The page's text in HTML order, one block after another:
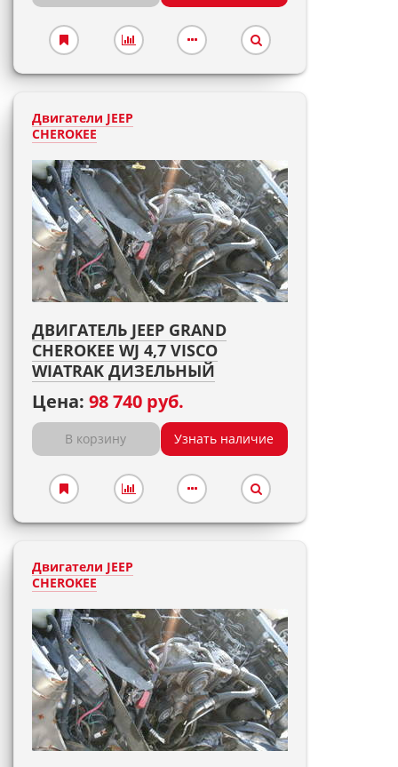
Двигатели JEEP
CHEROKEE
ДВИГАТЕЛЬ JEEP GRAND
CHEROKEE WJ 4,7 VISCO
WIATRAK ДИЗЕЛЬНЫЙ
Цена: 98 740 руб.
В корзину Узнать наличие
Двигатели JEEP
CHEROKEE